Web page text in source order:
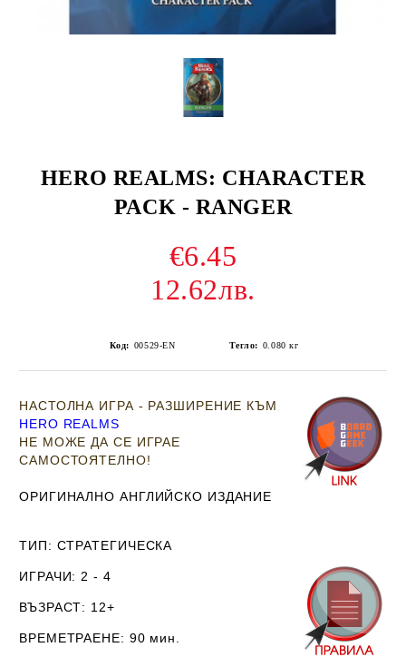
HERO REALMS: CHARACTER
PACK - RANGER
€6.45
12.62лв.
Код: 00529-EN Тегло: 0.080 кг
НАСТОЛНА ИГРА - РАЗШИРЕНИЕ КЪМ
HERO REALMS
НЕ МОЖЕ ДА СЕ ИГРАЕ
САМОСТОЯТЕЛНО!
ОРИГИНАЛНО АНГЛИЙСКО ИЗДАНИЕ
ТИП: СТРАТЕГИЧЕСКА
ИГРАЧИ: 2 - 4
ВЪЗРАСТ: 12+
ВРЕМЕТРАЕНЕ: 90 мин.